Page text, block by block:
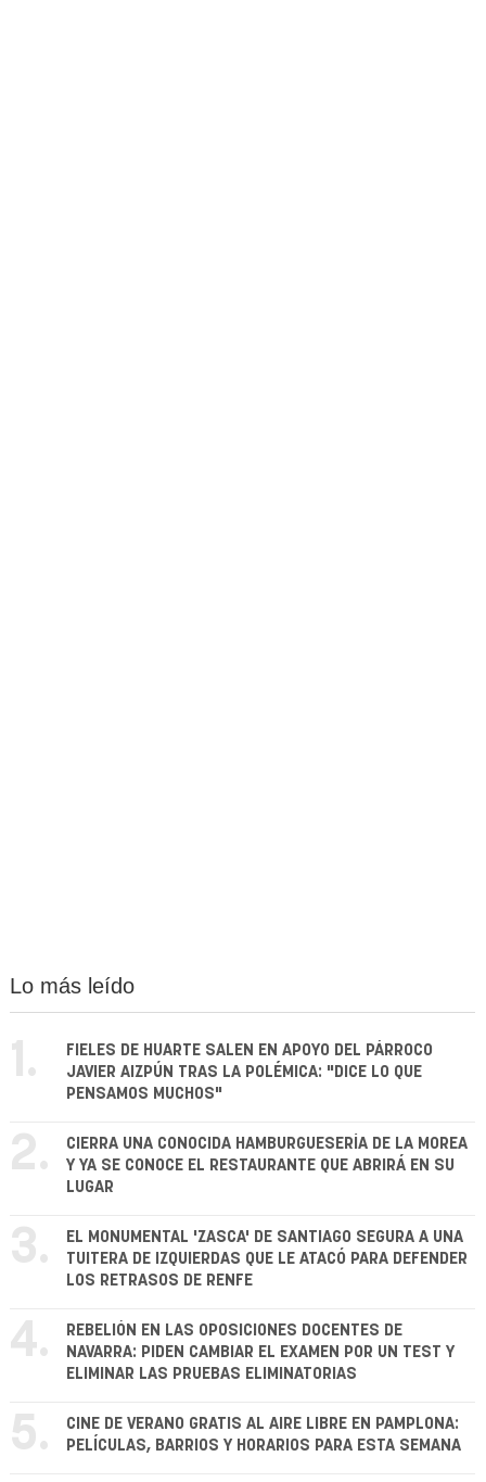
Lo más leído
1.
FIELES DE HUARTE SALEN EN APOYO DEL PÁRROCO
JAVIER AIZPÚN TRAS LA POLÉMICA: "DICE LO QUE
PENSAMOS MUCHOS"
2.
CIERRA UNA CONOCIDA HAMBURGUESERÍA DE LA MOREA
Y YA SE CONOCE EL RESTAURANTE QUE ABRIRÁ EN SU
LUGAR
3.
EL MONUMENTAL 'ZASCA' DE SANTIAGO SEGURA A UNA
TUITERA DE IZQUIERDAS QUE LE ATACÓ PARA DEFENDER
LOS RETRASOS DE RENFE
4.
REBELIÓN EN LAS OPOSICIONES DOCENTES DE
NAVARRA: PIDEN CAMBIAR EL EXAMEN POR UN TEST Y
ELIMINAR LAS PRUEBAS ELIMINATORIAS
5.
CINE DE VERANO GRATIS AL AIRE LIBRE EN PAMPLONA:
PELÍCULAS, BARRIOS Y HORARIOS PARA ESTA SEMANA